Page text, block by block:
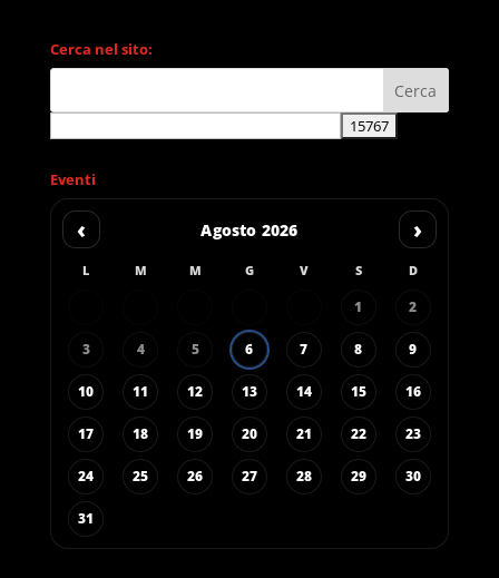
Cerca nel sito:
Eventi
‹ Agosto 2026 ›
L M M G V S D
1 2
3 4 5 6 7 8 9
10 11 12 13 14 15 16
17 18 19 20 21 22 23
24 25 26 27 28 29 30
31